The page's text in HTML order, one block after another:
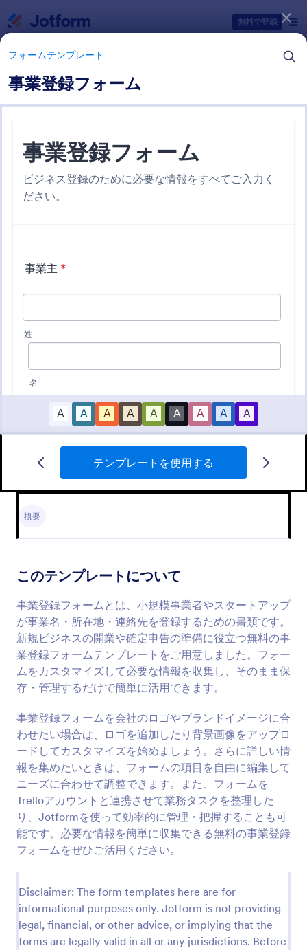
無料で登録
フォームテンプレート
事業登録フォーム
テンプレートを使用する
概要
このテンプレートについて
事業登録フォームとは、小規模事業者やスタートアップ
が事業名・所在地・連絡先を登録するための書類です。
新規ビジネスの開業や確定申告の準備に役立つ無料の事
業登録フォームテンプレートをご用意しました。フォー
ムをカスタマイズして必要な情報を収集し、そのまま保
存・管理するだけで簡単に活用できます。
事業登録フォームを会社のロゴやブランドイメージに合
わせたい場合は、ロゴを追加したり背景画像をアップロ
ードしてカスタマイズを始めましょう。さらに詳しい情
報を集めたいときは、フォームの項目を自由に編集して
ニーズに合わせて調整できます。また、フォームを
Trelloアカウントと連携させて業務タスクを整理した
り、Jotformを使って効率的に管理・把握することも可
能です。必要な情報を簡単に収集できる無料の事業登録
フォームをぜひご活用ください。
Disclaimer: The form templates here are for
informational purposes only. Jotform is not providing
legal, financial, or other advice, or implying that the
forms are legally valid in all or any jurisdictions. Before
フォームテンプレート
ビジネスフォーム
27 テンプレート
新規顧客登録フォーム
プレビュー
イベント参加申込フォーム
フォームテンプレートカテゴリー